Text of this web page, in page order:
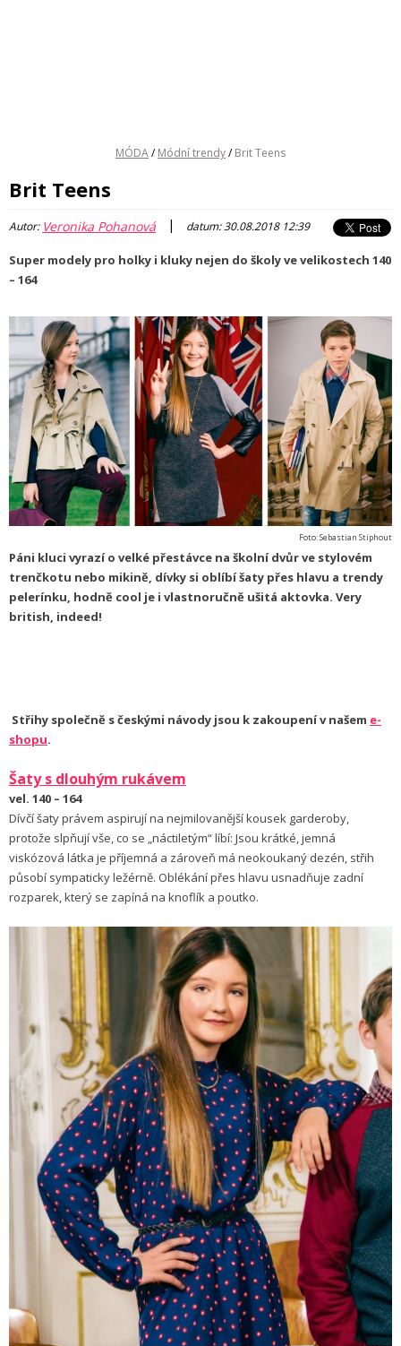
MÓDA/ Módní trendy/ Brit Teens
Brit Teens
Autor: Veronika Pohanová | datum: 30.08.2018 12:39
Super modely pro holky i kluky nejen do školy ve velikostech 140
– 164
Foto: Sebastian Stiphout
Páni kluci vyrazí o velké přestávce na školní dvůr ve stylovém
trenčkotu nebo mikině, dívky si oblíbí šaty přes hlavu a trendy
pelerínku, hodně cool je i vlastnoručně ušitá aktovka. Very
british, indeed!
Střihy společně s českými návody jsou k zakoupení v našem e-
shopu.
Šaty s dlouhým rukávem
vel. 140 – 164
Dívčí šaty právem aspirují na nejmilovanější kousek garderoby,
protože slpňují vše, co se „náctiletým“ líbí: Jsou krátké, jemná
viskózová látka je příjemná a zároveň má neokoukaný dezén, střih
působí sympaticky ležérně. Oblékání přes hlavu usnadňuje zadní
rozparek, který se zapíná na knoflík a poutko.